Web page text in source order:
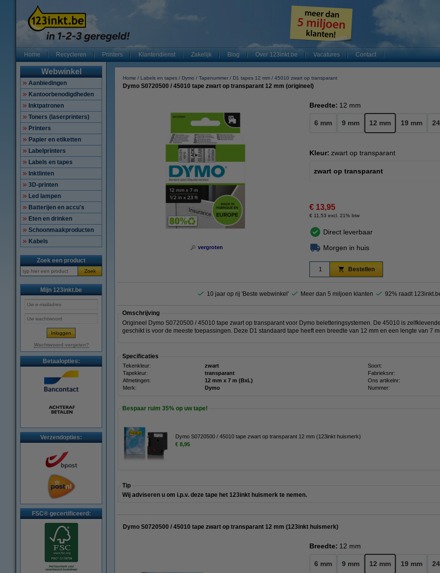
Home Recycleren Printers Klantendienst Zakelijk Blog Over 123inkt.be Vacatures Contact
Webwinkel
Aanbiedingen
Kantoorbenodigdheden
Inktpatronen
Toners (laserprinters)
Printers
Papier en etiketten
Labelprinters
Labels en tapes
Inktlinten
3D-printen
Led lampen
Batterijen en accu's
Eten en drinken
Schoonmaakproducten
Kabels
Zoek een product
Zoek
Mijn 123inkt.be
Wachtwoord vergeten?
Betaalopties:
Verzendopties:
FSC® gecertificeerd:
Home Labels en tapes Dymo Tapenummer D1 tapes 12 mm 45010 zwart op transparant
Dymo S0720500 / 45010 tape zwart op transparant 12 mm (origineel)
vergroten
Breedte: 12 mm
6 mm 9 mm 12 mm 19 mm
Kleur: zwart op transparant
zwart op transparant
€ 13,95
€ 11,53 excl. 21% btw
Direct leverbaar
Morgen in huis
Bestellen
10 jaar op rij 'Beste webwinkel' Meer dan 5 miljoen klanten 92% raadt
Omschrijving
Origineel Dymo S0720500 / 45010 tape zwart op transparant voor Dymo beletteringsystemen. De 45010 is
geschikt is voor de meeste toepassingen. Deze D1 standaard tape heeft een breedte van 12 mm en een lengte van 7
Specificaties
Tekenkleur: zwart
Soort:
Tapekleur:
transparant
Fabrieksnr:
Afmetingen:
12 mm x 7 m (BxL)
Ons artikelnr:
Merk:
Dymo Nummer:
Bespaar ruim 35% op uw tape!
Dymo S0720500 / 45010 tape zwart op transparant 12 mm (123inkt huismerk)
€ 8,95
Tip
Wij adviseren u om i.p.v. deze tape het 123inkt huismerk te nemen.
Dymo S0720500 / 45010 tape zwart op transparant 12 mm (123inkt huismerk)
Breedte: 12 mm
6 mm 9 mm 12 mm 19 mm